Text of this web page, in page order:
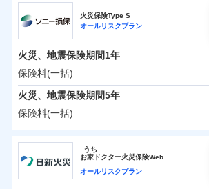
火災保険Type S
オールリスクプラン
火災、地震保険期間1年
保険料(一括)
火災、地震保険期間5年
保険料(一括)
ソニー損害保険株式会社
ソニー損害保険株式会社のおすす
お家
うち
ドクター火災保険Web
オールリスクプラン